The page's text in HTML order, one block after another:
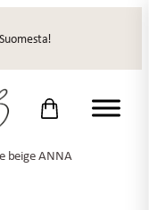
beige ANNA